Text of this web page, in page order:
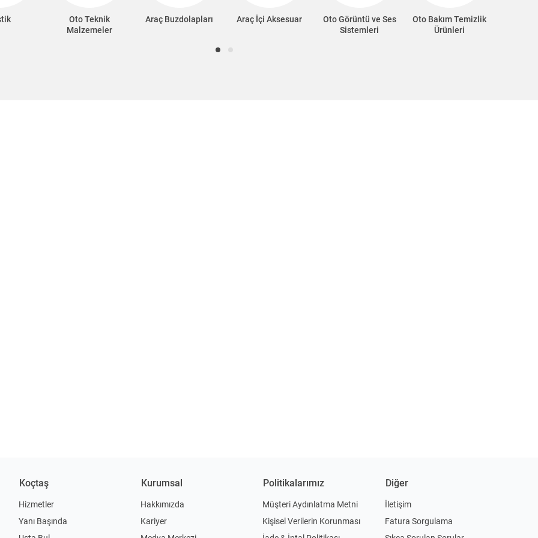
Oto Teknik
Malzemeler
Araç Buzdolapları Araç İçi Aksesuar
Oto Görüntü ve Ses
Sistemleri
Oto Bakım Temizlik
Ürünleri
Koçtaş
Hizmetler
Yanı Başında
Kurumsal
Hakkımızda
Kariyer
Politikalarımız
Müşteri Aydınlatma Metni
Kişisel Verilerin Korunması
Diğer
İletişim
Fatura Sorgulama